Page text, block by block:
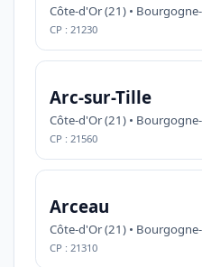
Côte-d'Or (21) •
CP : 21230
Arc-sur-Tille
Côte-d'Or (21) •
CP : 21560
Arceau
Côte-d'Or (21) •
CP : 21310